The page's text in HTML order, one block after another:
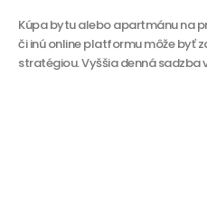
Kúpa bytu alebo apartmánu na
či inú online platformu môže byť
stratégiou. Vyššia denná sadzba